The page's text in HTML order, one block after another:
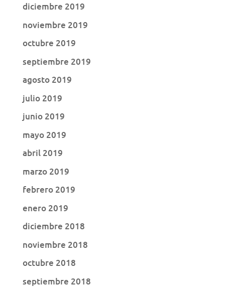
diciembre 2019
noviembre 2019
octubre 2019
septiembre 2019
agosto 2019
julio 2019
junio 2019
mayo 2019
abril 2019
marzo 2019
febrero 2019
enero 2019
diciembre 2018
noviembre 2018
octubre 2018
septiembre 2018